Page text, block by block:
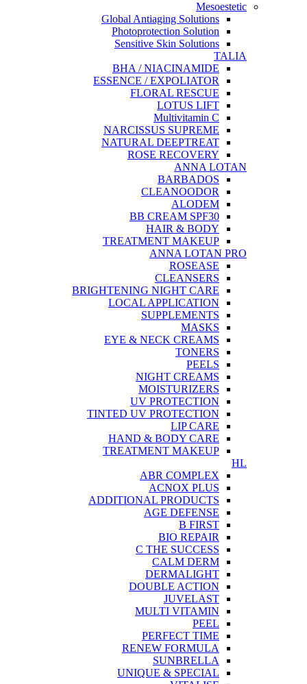
Mesoestetic
Global Antiaging Solutions
Photoprotection Solution
Sensitive Skin Solutions
TALIA
BHA / NIACINAMIDE
ESSENCE / EXPOLIATOR
FLORAL RESCUE
LOTUS LIFT
Multivitamin C
NARCISSUS SUPREME
NATURAL DEEPTREAT
ROSE RECOVERY
ANNA LOTAN
BARBADOS
CLEANOODOR
ALODEM
BB CREAM SPF30
HAIR & BODY
TREATMENT MAKEUP
ANNA LOTAN PRO
ROSEASE
CLEANSERS
BRIGHTENING NIGHT CARE
LOCAL APPLICATION
SUPPLEMENTS
MASKS
EYE & NECK CREAMS
TONERS
PEELS
NIGHT CREAMS
MOISTURIZERS
UV PROTECTION
TINTED UV PROTECTION
LIP CARE
HAND & BODY CARE
TREATMENT MAKEUP
HL
ABR COMPLEX
ACNOX PLUS
ADDITIONAL PRODUCTS
AGE DEFENSE
B FIRST
BIO REPAIR
C THE SUCCESS
CALM DERM
DERMALIGHT
DOUBLE ACTION
JUVELAST
MULTI VITAMIN
PEEL
PERFECT TIME
RENEW FORMULA
SUNBRELLA
UNIQUE & SPECIAL